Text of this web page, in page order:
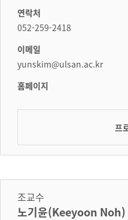
연락처
052-259-2418
이메일
yunskim@ulsan.ac.kr
홈페이지
프
조교수
노기윤(Keeyoon Noh)